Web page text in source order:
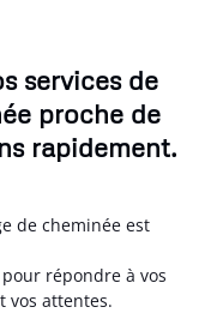
services de
proche de
rapidement.
de cheminée est
répondre à vos
vos attentes.